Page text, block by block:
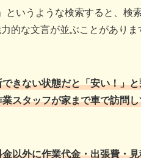
」というような検索すると、検
的な文言が並ぶことがあり
きない状態だと「安い！」
スタッフが家まで車で訪問
金以外に作業代金・出張費・